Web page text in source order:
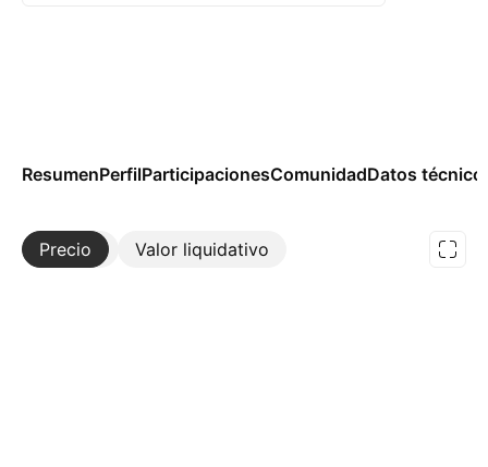
ResumenPerfilParticipacionesComunidadDatos
Precio Valor liquidativo
Más